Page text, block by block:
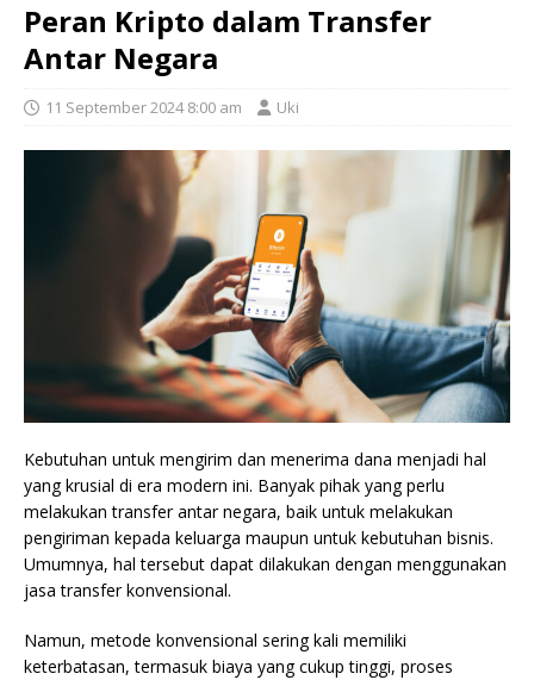
Peran Kripto dalam Transfer
Antar Negara
11 September 2024 8:00 am Uki
Kebutuhan untuk mengirim dan menerima dana menjadi hal
yang krusial di era modern ini. Banyak pihak yang perlu
melakukan transfer antar negara, baik untuk melakukan
pengiriman kepada keluarga maupun untuk kebutuhan bisnis.
Umumnya, hal tersebut dapat dilakukan dengan menggunakan
jasa transfer konvensional.
Namun, metode konvensional sering kali memiliki
keterbatasan, termasuk biaya yang cukup tinggi, proses